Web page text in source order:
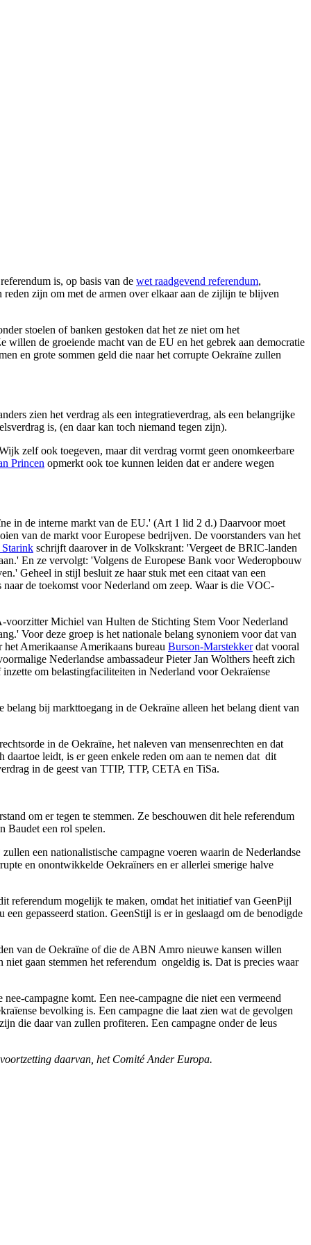
is, op basis van de wet raadgevend referendum,
zijn om met de armen over elkaar aan de zijlijn te blijven
stoelen of banken gestoken dat het ze niet om het
willen de groeiende macht van de EU en het gebrek aan democratie
en grote sommen geld die naar het corrupte Oekraïne zullen
zien het verdrag als een integratieverdrag, als een belangrijke
is, (en daar kan toch niemand tegen zijn).
zelf ook toegeven, maar dit verdrag vormt geen onomkeerbare
Princen opmerkt ook toe kunnen leiden dat er andere wegen
in de interne markt van de EU.' (Art 1 lid 2 d.) Daarvoor moet
van de markt voor Europese bedrijven. De voorstanders van het
schrijft daarover in de Volkskrant: 'Vergeet de BRIC-landen
En ze vervolgt: 'Volgens de Europese Bank voor Wederopbouw
Geheel in stijl besluit ze haar stuk met een citaat van een
de toekomst voor Nederland om zeep. Waar is die VOC-
voorzitter Michiel van Hulten de Stichting Stem Voor Nederland
Voor deze groep is het nationale belang synoniem voor dat van
Amerikaanse Amerikaans bureau Burson-Marstekkerdat vooral
Nederlandse ambassadeur Pieter Jan Wolthers heeft zich
om belastingfaciliteiten in Nederland voor Oekraïense
belang bij markttoegang in de Oekraïne alleen het belang dient van
in de Oekraïne, het naleven van mensenrechten en dat
leidt, is er geen enkele reden om aan te nemen dat dit
in de geest van TTIP, TTP, CETA en TiSa.
om er tegen te stemmen. Ze beschouwen dit hele referendum
Baudet een rol spelen.
een nationalistische campagne voeren waarin de Nederlandse
en onontwikkelde Oekraïners en er allerlei smerige halve
referendum mogelijk te maken, omdat het initiatief van GeenPijl
gepasseerd station. GeenStijl is er in geslaagd om de benodigde
van de Oekraïne of die de ABN Amro nieuwe kansen willen
gaan stemmen het referendum ongeldig is. Dat is precies waar
campagne komt. Een nee-campagne die niet een vermeend
bevolking is. Een campagne die laat zien wat de gevolgen
die daar van zullen profiteren. Een campagne onder de leus
daarvan, het Comité Ander Europa.